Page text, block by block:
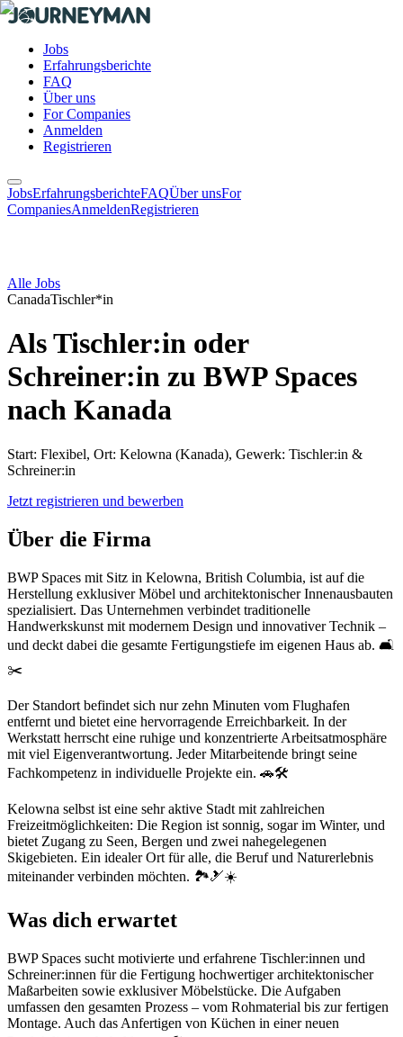
Jobs
Erfahrungsberichte
FAQ
Über uns
For Companies
Anmelden
Registrieren
JobsErfahrungsberichteFAQÜber unsFor
CompaniesAnmeldenRegistrieren
Alle Jobs
CanadaTischler*in
Als Tischler:in oder
Schreiner:in zu BWP Spaces
nach Kanada
Start: Flexibel, Ort: Kelowna (Kanada), Gewerk: Tischler:in &
Schreiner:in
Jetzt registrieren und bewerben
Über die Firma
BWP Spaces mit Sitz in Kelowna, British Columbia, ist auf die
Herstellung exklusiver Möbel und architektonischer Innenausbauten
spezialisiert. Das Unternehmen verbindet traditionelle
Handwerkskunst mit modernem Design und innovativer Technik –
und deckt dabei die gesamte Fertigungstiefe im eigenen Haus ab. 🛋️
✂️
Der Standort befindet sich nur zehn Minuten vom Flughafen
entfernt und bietet eine hervorragende Erreichbarkeit. In der
Werkstatt herrscht eine ruhige und konzentrierte Arbeitsatmosphäre
mit viel Eigenverantwortung. Jeder Mitarbeitende bringt seine
Fachkompetenz in individuelle Projekte ein. 🚗🛠️
Kelowna selbst ist eine sehr aktive Stadt mit zahlreichen
Freizeitmöglichkeiten: Die Region ist sonnig, sogar im Winter, und
bietet Zugang zu Seen, Bergen und zwei nahegelegenen
Skigebieten. Ein idealer Ort für alle, die Beruf und Naturerlebnis
miteinander verbinden möchten. 🏞️🎿☀️
Was dich erwartet
BWP Spaces sucht motivierte und erfahrene Tischler:innen und
Schreiner:innen für die Fertigung hochwertiger architektonischer
Maßarbeiten sowie exklusiver Möbelstücke. Die Aufgaben
umfassen den gesamten Prozess – vom Rohmaterial bis zur fertigen
Montage. Auch das Anfertigen von Küchen in einer neuen